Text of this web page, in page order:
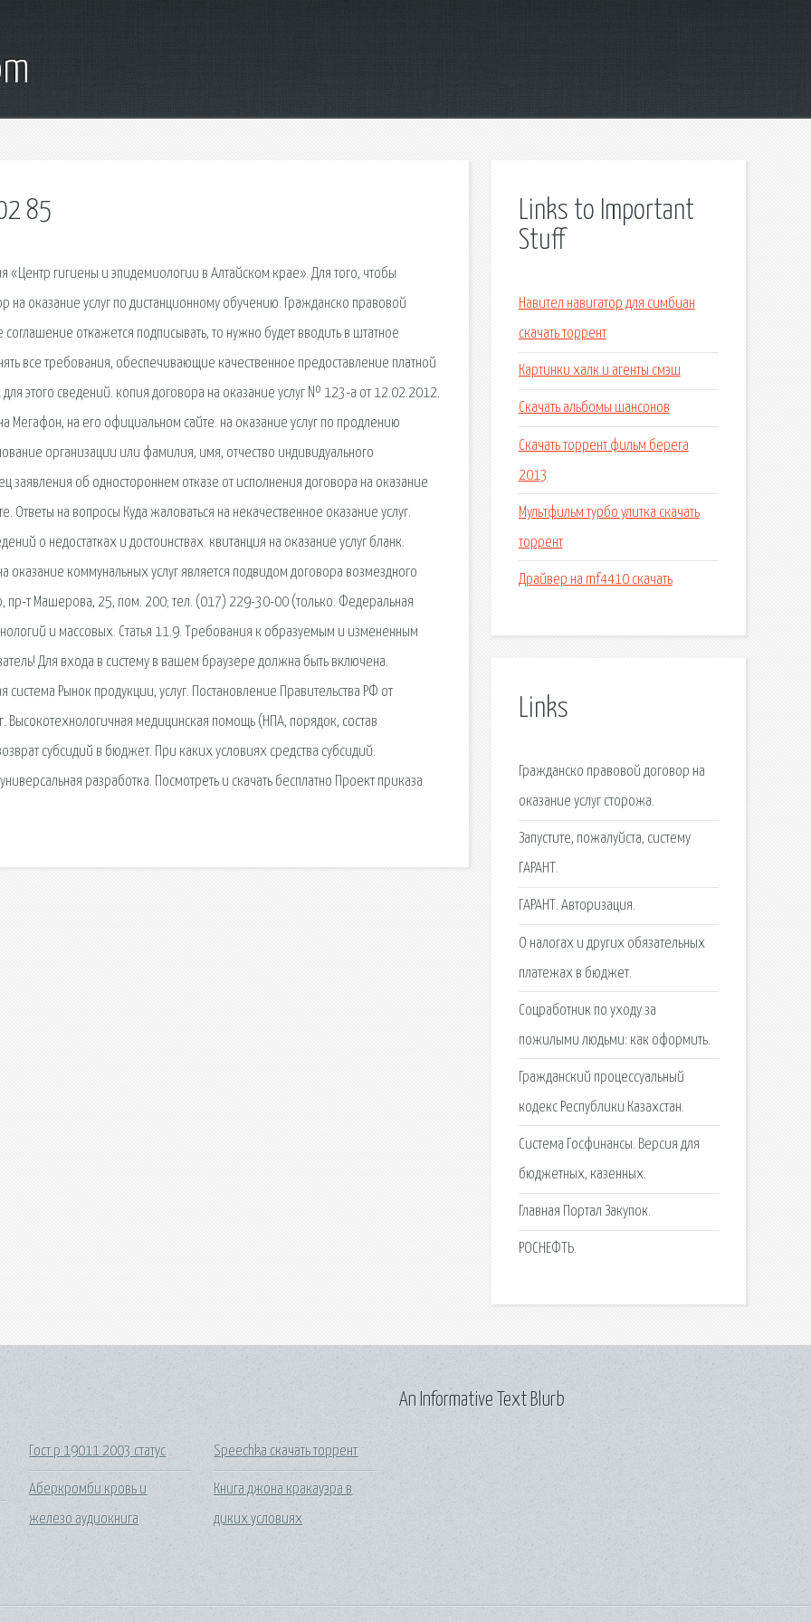
85
гигиены и эпидемиологии в Алтайском крае». Для того, чтобы
на оказание услуг по дистанционному обучению. Гражданско правовой
откажется подписывать, то нужно будет вводить в штатное
все требования, обеспечивающие качественное предоставление платной
этого сведений. копия договора на оказание услуг № 123-а от 12.02.2012.
Мегафон, на его официальном сайте. на оказание услуг по продлению
организации или фамилия, имя, отчество индивидуального
об одностороннем отказе от исполнения договора на оказание
Ответы на вопросы Куда жаловаться на некачественное оказание услуг.
о недостатках и достоинствах. квитанция на оказание услуг бланк.
оказание коммунальных услуг является подвидом договора возмездного
пр-т Машерова, 25, пом. 200; тел. (017) 229-30-00 (только. Федеральная
и массовых. Статья 11.9. Требования к образуемым и измененным
Для входа в систему в вашем браузере должна быть включена.
Рынок продукции, услуг. Постановление Правительства РФ от
медицинская помощь (НПА, порядок, состав
субсидий в бюджет. При каких условиях средства субсидий.
разработка. Посмотреть и скачать бесплатно Проект приказа
Links to Important
Stuff
Навител навигатор для симбиан
скачать торрент
Картинки халк и агенты смэш
Скачать альбомы шансонов
Скачать торрент фильм берега
2013
Мультфильм турбо улитка скачать
торрент
Драйвер на mf4410 скачать
Links
Гражданско правовой договор на
оказание услуг сторожа.
Запустите, пожалуйста, систему
ГАРАНТ.
ГАРАНТ. Авторизация.
О налогах и других обязательных
платежах в бюджет.
Соцработник по уходу за
пожилыми людьми: как оформить.
Гражданский процессуальный
кодекс Республики Казахстан.
Система Госфинансы. Версия для
бюджетных, казенных.
Главная Портал Закупок.
РОСНЕФТЬ.
Гост р 19011 2003 статус
Аберкромби кровь и
железо аудиокнига
Speechka скачать торрент
Книга джона кракауэра в
диких условиях
An Informative Text Blurb